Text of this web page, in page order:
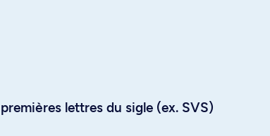
lettres du sigle (ex. SVS)